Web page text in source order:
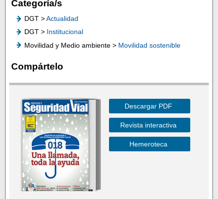
Categoría/s
DGT >Actualidad
DGT > Institucional
Movilidad y Medio ambiente > Movilidad sostenible
Compártelo
Descargar PDF
Revista interactiva
Hemeroteca